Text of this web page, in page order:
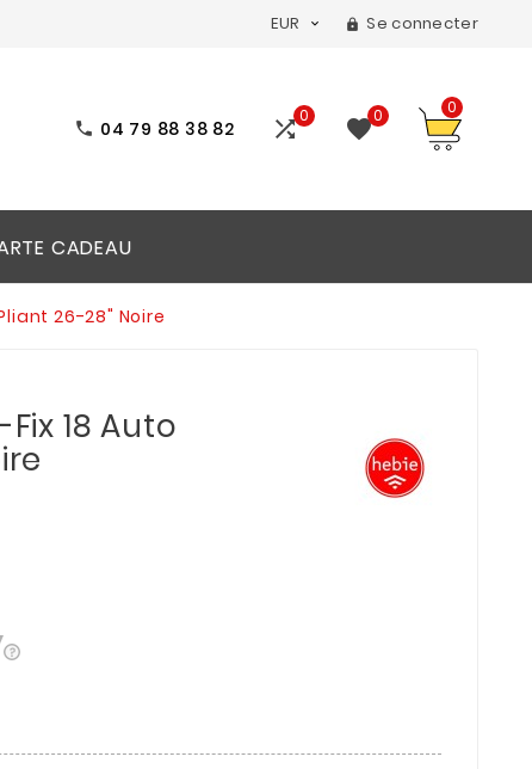
EUR   Se connecter
 04 79 88 38 82 0 0 0
CADEAU
26-28" Noire
18 Auto